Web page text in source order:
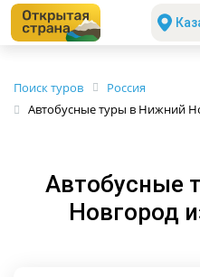
Поиск туров
Россия
Автобусные туры в Нижний
Автобусные
Новгород